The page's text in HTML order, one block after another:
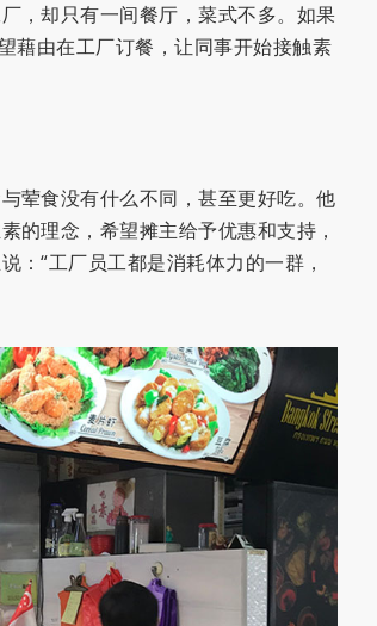
，却只有一间餐厅，菜式不多。如果
藉由在工厂订餐，让同事开始接触素
荤食没有什么不同，甚至更好吃。他
的理念，希望摊主给予优惠和支持，
：“工厂员工都是消耗体力的一群，